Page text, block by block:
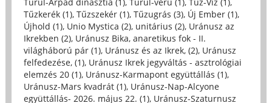
Turul-Árpád dinasztia (1), Turul-vérű (1), Tűz-Víz (1),
Tűzkerék (1), Tűzszekér (1), Tűzugrás (3), Új Ember (1),
Újhold (1), Unio Mystica (2), unitárius (2), Uránusz az
Ikrekben (2), Uránusz Bika, anaretikus fok - II.
világháború pár (1), Uránusz és az Ikrek, (2), Uránusz
felfedezése, (1), Uránusz Ikrek jegyváltás - asztrológiai
elemzés 20 (1), Uránusz-Karmapont együttállás (1),
Uránusz-Mars kvadrát (1), Uránusz-Nap-Alcyone
együttállás- 2026. május 22. (1), Uránusz-Szaturnusz